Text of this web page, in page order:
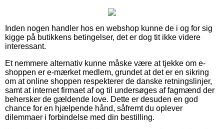
Inden nogen handler hos en webshop kunne de i og for sig
kigge på butikkens betingelser, det er dog tit ikke videre
interessant.
Et nemmere alternativ kunne måske være at tjekke om e-
shoppen er e-mærket medlem, grundet at det er en sikring
om at online shoppen respekterer de danske retningslinjer,
samt at internet firmaet af og til undersøges af fagmænd der
behersker de gældende love. Dette er desuden en god
chance for en hjælpende hånd, såfremt du oplever
dilemmaer i forbindelse med din bestilling.